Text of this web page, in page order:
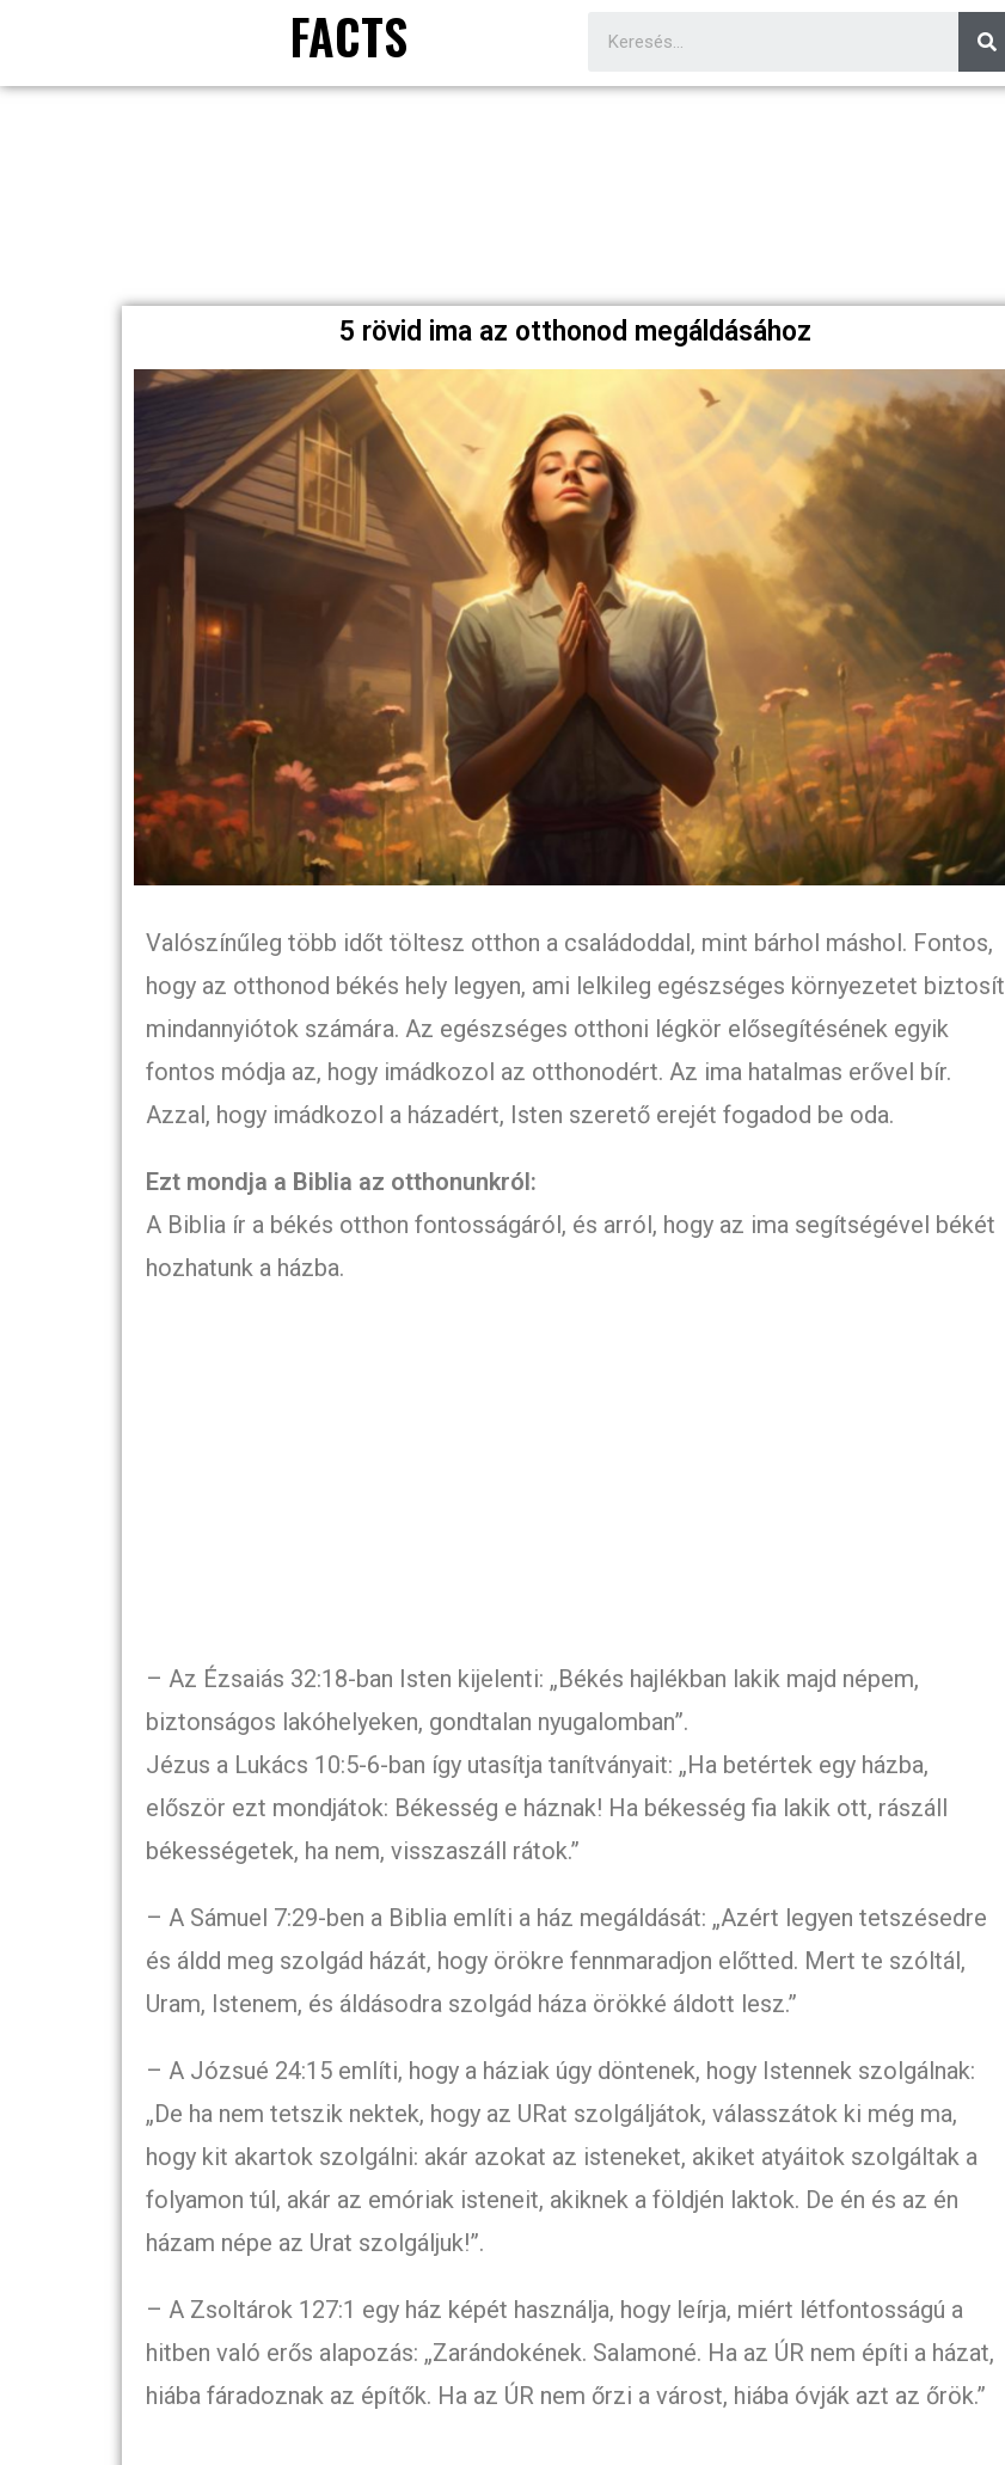
FACTS
5 rövid ima az otthonod megáldásához
Valószínűleg több időt töltesz otthon a családoddal, mint bárhol máshol. Fontos,
hogy az otthonod békés hely legyen, ami lelkileg egészséges környezetet biztosít
mindannyiótok számára. Az egészséges otthoni légkör elősegítésének egyik
fontos módja az, hogy imádkozol az otthonodért. Az ima hatalmas erővel bír.
Azzal, hogy imádkozol a házadért, Isten szerető erejét fogadod be oda.
Ezt mondja a Biblia az otthonunkról:
A Biblia ír a békés otthon fontosságáról, és arról, hogy az ima segítségével békét
hozhatunk a házba.
– Az Ézsaiás 32:18-ban Isten kijelenti: „Békés hajlékban lakik majd népem,
biztonságos lakóhelyeken, gondtalan nyugalomban”.
Jézus a Lukács 10:5-6-ban így utasítja tanítványait: „Ha betértek egy házba,
először ezt mondjátok: Békesség e háznak! Ha békesség fia lakik ott, rászáll
békességetek, ha nem, visszaszáll rátok.”
– A Sámuel 7:29-ben a Biblia említi a ház megáldását: „Azért legyen tetszésedre
és áldd meg szolgád házát, hogy örökre fennmaradjon előtted. Mert te szóltál,
Uram, Istenem, és áldásodra szolgád háza örökké áldott lesz.”
– A Józsué 24:15 említi, hogy a háziak úgy döntenek, hogy Istennek szolgálnak:
„De ha nem tetszik nektek, hogy az URat szolgáljátok, válasszátok ki még ma,
hogy kit akartok szolgálni: akár azokat az isteneket, akiket atyáitok szolgáltak a
folyamon túl, akár az emóriak isteneit, akiknek a földjén laktok. De én és az én
házam népe az Urat szolgáljuk!”.
– A Zsoltárok 127:1 egy ház képét használja, hogy leírja, miért létfontosságú a
hitben való erős alapozás: „Zarándokének. Salamoné. Ha az ÚR nem építi a házat,
hiába fáradoznak az építők. Ha az ÚR nem őrzi a várost, hiába óvják azt az őrök.”